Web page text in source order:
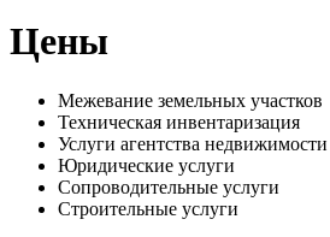
Цены
Межевание земельных участков
Техническая инвентаризация
Услуги агентства недвижимости
Юридические услуги
Сопроводительные услуги
Строительные услуги